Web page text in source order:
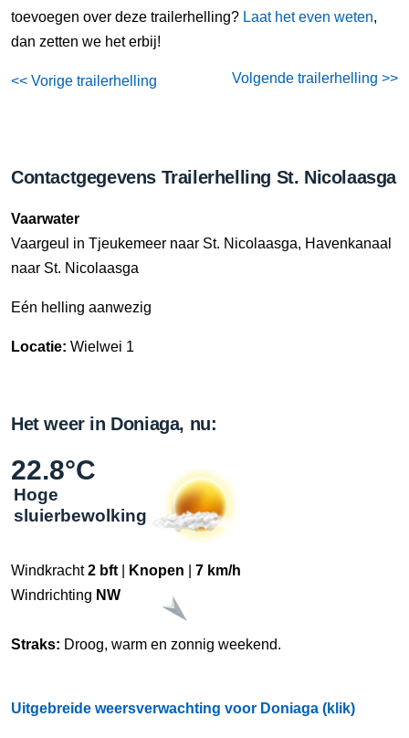
toevoegen over deze trailerhelling? Laat het even weten,
dan zetten we het erbij!
<< Vorige trailerhelling Volgende trailerhelling >>
Contactgegevens Trailerhelling St. Nicolaasga
Vaarwater
Vaargeul in Tjeukemeer naar St. Nicolaasga, Havenkanaal
naar St. Nicolaasga
Eén helling aanwezig
Locatie: Wielwei 1
Het weer in Doniaga, nu:
22.8°C
Hoge
sluierbewolking
Windkracht2 bft Knopen
7 km/h
Windrichting NW
Straks: Droog, warm en zonnig weekend.
Uitgebreide weersverwachting voor Doniaga (klik)